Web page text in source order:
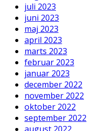
juli 2023
juni 2023
maj 2023
april 2023
marts 2023
februar 2023
januar 2023
december 2022
november 2022
oktober 2022
september 2022